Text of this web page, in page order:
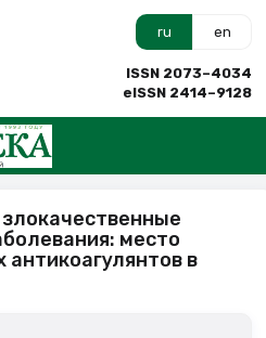
ru en
ISSN 2073–4034
eISSN 2414–9128
место
в